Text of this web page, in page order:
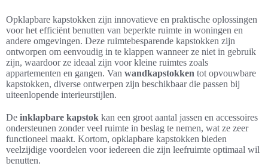
Opklapbare kapstokken zijn innovatieve en praktische oplossingen
voor het efficiënt benutten van beperkte ruimte in woningen en
andere omgevingen. Deze ruimtebesparende kapstokken zijn
ontworpen om eenvoudig in te klappen wanneer ze niet in gebruik
zijn, waardoor ze ideaal zijn voor kleine ruimtes zoals
appartementen en gangen. Van wandkapstokken tot opvouwbare
kapstokken, diverse ontwerpen zijn beschikbaar die passen bij
uiteenlopende interieurstijlen.
De inklapbare kapstok kan een groot aantal jassen en accessoires
ondersteunen zonder veel ruimte in beslag te nemen, wat ze zeer
functioneel maakt. Kortom, opklapbare kapstokken bieden
veelzijdige voordelen voor iedereen die zijn leefruimte optimaal wil
benutten.